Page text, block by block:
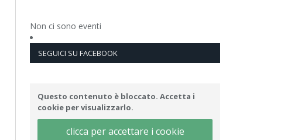
Non ci sono eventi
SEGUICI SU FACEBOOK
Questo contenuto è bloccato. Accetta i
cookie per visualizzarlo.
clicca per accettare i cookie